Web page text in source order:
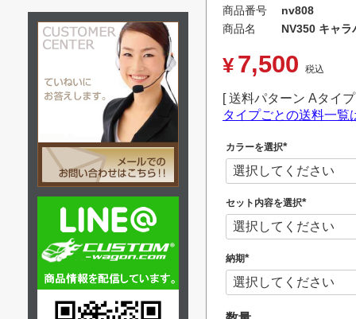
商品番号
nv808
商品名
NV350 キャ
¥ 7,500 税込
送料パターン Aタイプ
タイプごとの送料一覧
カラーを選択
(
必
須
)
セット内容を選択
(
必
須
)
納期
(
必
須
)